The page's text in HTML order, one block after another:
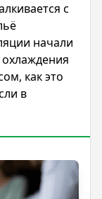
с
начали
как это
в